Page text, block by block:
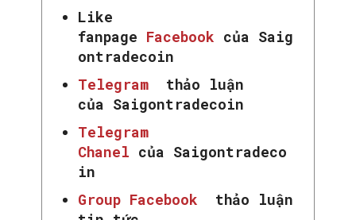
Like
fanpage Facebook của Saig
ontradecoin
Telegram
thảo luận
của Saigontradecoin
Telegram
Chanel của Saigontradeco
in
Group Facebook
thảo luận